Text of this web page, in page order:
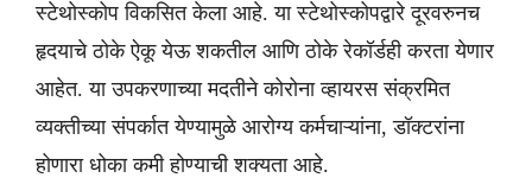
स्टेथोस्कोप विकसित केला आहे. या स्टेथोस्कोपद्वारे दूरवरुनच
हृदयाचे ठोके ऐकू येऊ शकतील आणि ठोके रेकॉर्डही करता येणार
आहेत. या उपकरणाच्या मदतीने कोरोना व्हायरस संक्रमित
व्यक्तीच्या संपर्कात येण्यामुळे आरोग्य कर्मचाऱ्यांना, डॉक्टरांना
होणारा धोका कमी होण्याची शक्यता आहे.